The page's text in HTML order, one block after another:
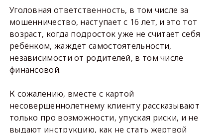
Уголовная ответственность, в том числе за
мошенничество, наступает с 16 лет, и это тот
возраст, когда подросток уже не считает себя
ребёнком, жаждет самостоятельности,
независимости от родителей, в том числе
финансовой.
К сожалению, вместе с картой
несовершеннолетнему клиенту рассказывают
только про возможности, упуская риски, и не
выдают инструкцию, как не стать жертвой